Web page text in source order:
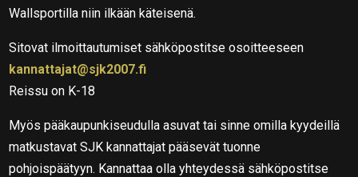
Wallsportilla niin ilkään käteisenä.
Sitovat ilmoittautumiset sähköpostitse osoitteeseen
kannattajat@sjk2007.fi
Reissu on K-18
Myös pääkaupunkiseudulla asuvat tai sinne omilla kyydeillä
matkustavat SJK kannattajat pääsevät tuonne
pohjoispäätyyn. Kannattaa olla yhteydessä sähköpostitse